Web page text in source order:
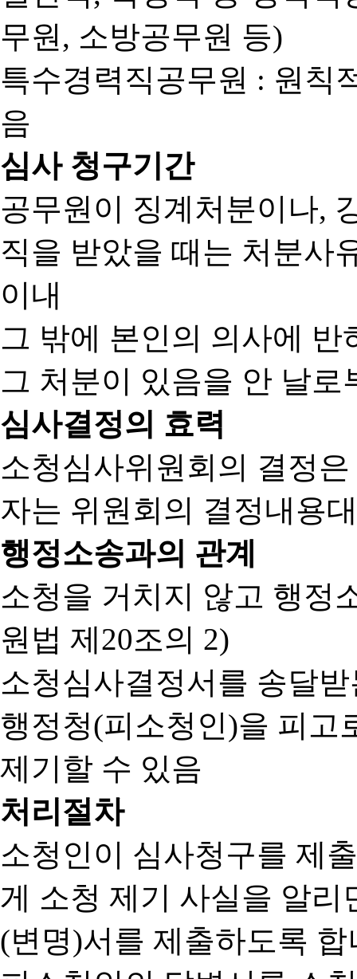
무원, 소방공무원 등)
특수경력직공무원 : 원칙
음
심사 청구기간
공무원이 징계처분이나,
직을 받았을 때는 처분사
이내
그 밖에 본인의 의사에
그 처분이 있음을 안 날로
심사결정의 효력
소청심사위원회의 결정
자는 위원회의 결정내용
행정소송과의 관계
소청을 거치지 않고 행정
원법 제20조의 2)
소청심사결정서를 송달
행정청(피소청인)을 피고
제기할 수 있음
처리절차
소청인이 심사청구를 제
게 소청 제기 사실을 알
(변명)서를 제출하도록 합